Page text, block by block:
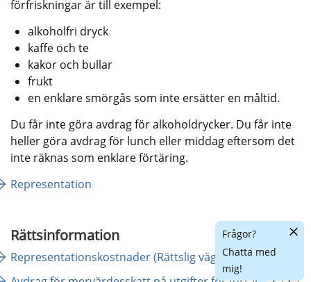
förfriskningar är till exempel:
alkoholfri dryck
kaffe och te
kakor och bullar
frukt
en enklare smörgås som inte ersätter en måltid.
Du får inte göra avdrag för alkoholdrycker. Du får inte
heller göra avdrag för lunch eller middag eftersom det
inte räknas som enklare förtäring.
Representation
Rättsinformation
Representationskostnader (Rättslig vägledning)
Länk
Frågor?
Chatta med
mig!
Dölj